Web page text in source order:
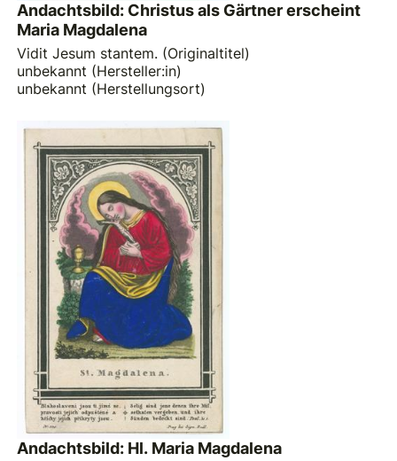
Andachtsbild: Christus als Gärtner erscheint
Maria Magdalena
Vidit Jesum stantem. (Originaltitel)
unbekannt (Hersteller:in)
unbekannt (Herstellungsort)
Andachtsbild: Hl. Maria Magdalena